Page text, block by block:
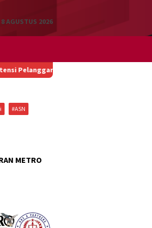
8 AGUSTUS 2026
HAM dan Diskriminasi dalam Penurunan
#ASN
METRO